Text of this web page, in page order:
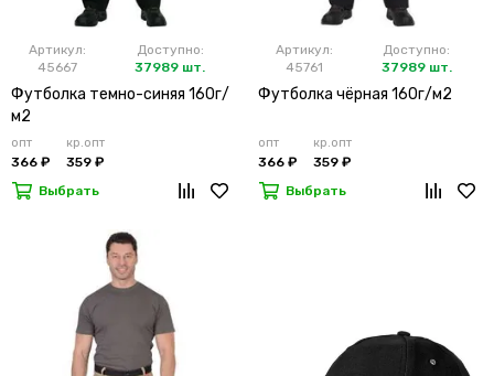
Артикул:
45667
Доступно:
37989 шт.
Футболка темно-синяя 160г/
м2
опт
366 ₽
кр.опт
359 ₽
Выбрать
Артикул:
45761
Доступно:
37989 шт.
Футболка чёрная 160г/м2
опт
366 ₽
кр.опт
359 ₽
Выбрать